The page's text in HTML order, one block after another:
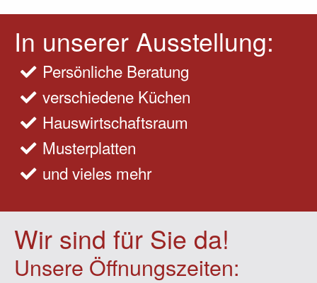
In unserer Ausstellung:
Persönliche Beratung
verschiedene Küchen
Hauswirtschaftsraum
Musterplatten
und vieles mehr
Wir sind für Sie da!
Unsere Öffnungszeiten: